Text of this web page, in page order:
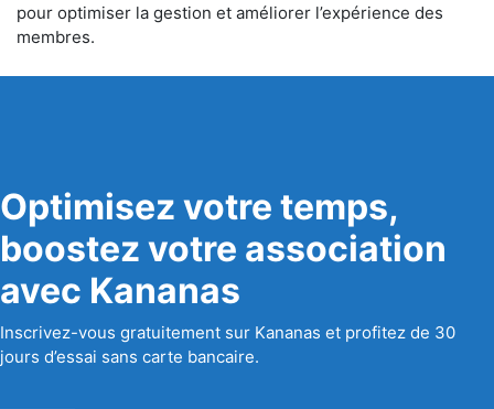
pour optimiser la gestion et améliorer l’expérience des
membres.
Optimisez votre temps,
boostez votre association
avec Kananas
Inscrivez-vous gratuitement sur Kananas et profitez de 30
jours d’essai sans carte bancaire.